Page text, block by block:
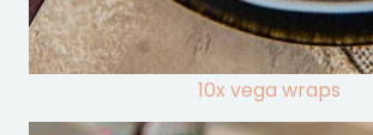
10x vega wraps